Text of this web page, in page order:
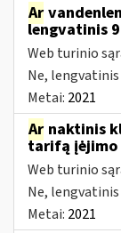
Ar
lengvatinis
Web turinio
Ne,
Metai: 2021
Ar naktinis
tarifą
Web turinio
Ne,
Metai: 2021